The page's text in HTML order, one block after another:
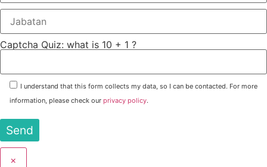
Captcha Quiz: what is 10 + 1 ?
I understand that this form collects my data, so I can be contacted. For more
information, please check our privacy policy.
×